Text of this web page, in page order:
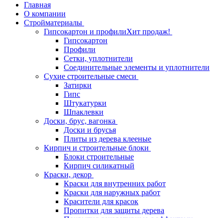
Главная
О компании
Стройматериалы
Гипсокартон и профилиХит продаж!
Гипсокартон
Профили
Сетки, уплотнители
Соединительные элементы и уплотнители
Сухие строительные смеси
Затирки
Гипс
Штукатурки
Шпаклевки
Доски, брус, вагонка
Доски и брусья
Плиты из дерева клееные
Кирпич и строительные блоки
Блоки строительные
Кирпич силикатный
Краски, декор
Краски для внутренних работ
Краски для наружных работ
Красители для красок
Пропитки для защиты дерева